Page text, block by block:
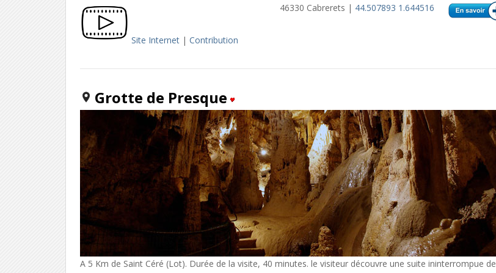
Site Internet |Contribution
46330 Cabrerets | 44.507893 1.644516
Grotte de Presque
A 5 Km de Saint Céré (Lot). Durée de la visite, 40 minutes. le visiteur découvre une suite ininterrompue de